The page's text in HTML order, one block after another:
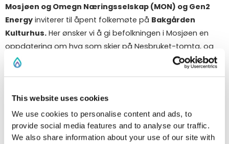
This website uses cookies
We use cookies to personalise content and ads, to
provide social media features and to analyse our traffic.
We also share information about your use of our site with
Mosjøen og Omegn Næringsselskap (MON) og Gen2
Energy inviterer til åpent folkemøte på Bakgården
Kulturhus. Her ønsker vi å gi befolkningen i Mosjøen en
oppdatering om hva som skjer på Nesbruket-tomta, og
invitere til dialog og spørsmål.
hydrogenprosjekter i Norge, og mange er utålmodige etter
å se resultater, mener vi det er viktig å dele status for
prosjektet og hva som ligger foran oss.